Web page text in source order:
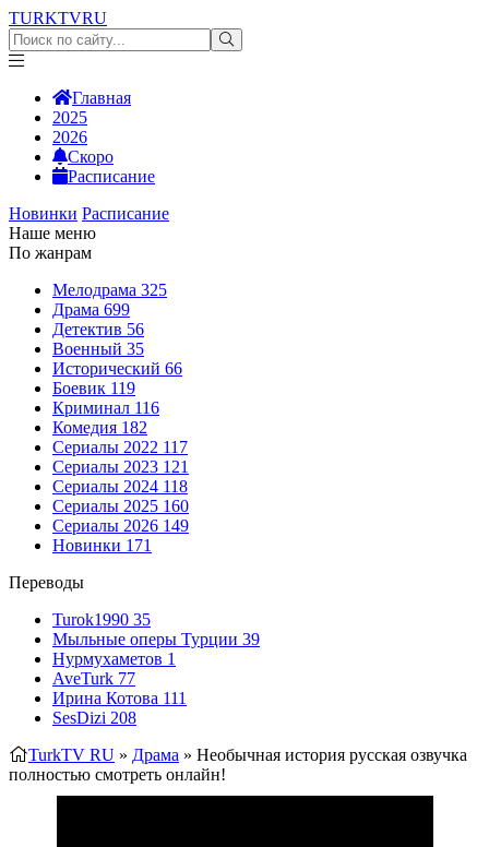
TURKTVRU
Главная
2025
2026
Скоро
Расписание
Новинки Расписание
Наше меню
По жанрам
Мелодрама 325
Драма 699
Детектив 56
Военный 35
Исторический 66
Боевик 119
Криминал 116
Комедия 182
Сериалы 2022 117
Сериалы 2023 121
Сериалы 2024 118
Сериалы 2025 160
Сериалы 2026 149
Новинки 171
Переводы
Turok1990 35
Мыльные оперы Турции 39
Нурмухаметов 1
AveTurk 77
Ирина Котова 111
SesDizi 208
TurkTV RU » Драма » Необычная история русская озвучка
полностью смотреть онлайн!